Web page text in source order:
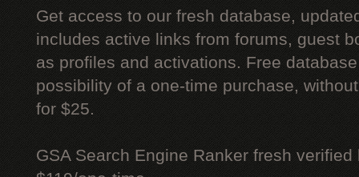
Get access to our fresh database,
includes active links from forums, guest
as profiles and activations. Free
possibility of a one-time purchase,
for $25.
GSA Search Engine Ranker fresh verified